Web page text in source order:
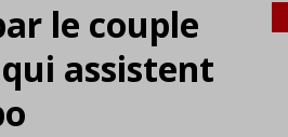
le couple
assistent